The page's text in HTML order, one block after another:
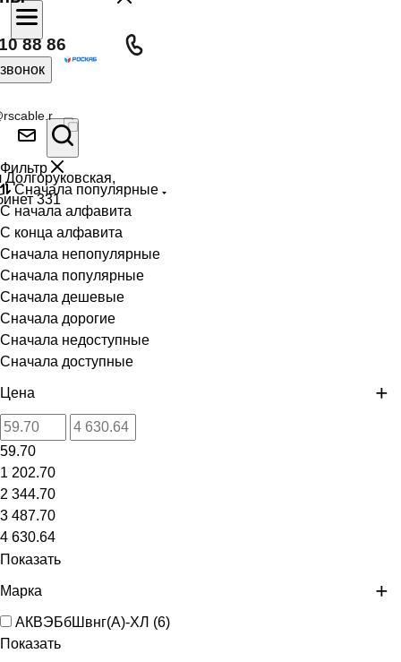
88 86
331
Фильтр
Сначала популярные
С начала алфавита
С конца алфавита
Сначала непопулярные
Сначала популярные
Сначала дешевые
Сначала дорогие
Сначала недоступные
Сначала доступные
Цена
59.70
1 202.70
2 344.70
3 487.70
4 630.64
Показать
Марка
АКВЭБбШвнг(А)-ХЛ (6)
Показать